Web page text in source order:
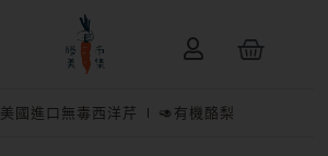
購
美國進口無毒西洋芹 🥑有機酪梨